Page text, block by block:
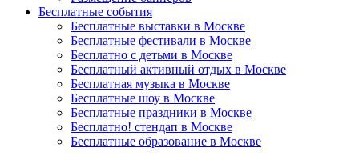
Бесплатные события
Бесплатные выставки в Москве
Бесплатные фестивали в Москве
Бесплатно с детьми в Москве
Бесплатный активный отдых в Москве
Бесплатная музыка в Москве
Бесплатные шоу в Москве
Бесплатные праздники в Москве
Бесплатно! стендап в Москве
Бесплатные образование в Москве